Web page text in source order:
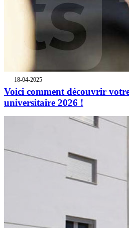
18-04-2025
Voici comment découvrir
universitaire 2026 !